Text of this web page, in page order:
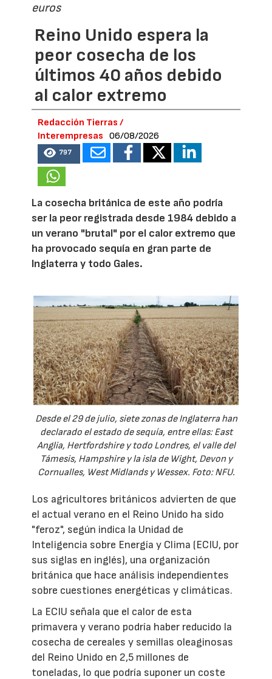
euros
Reino Unido espera la
peor cosecha de los
últimos 40 años debido
al calor extremo
Redacción Tierras /
Interempresas
06/08/2026
797
La cosecha británica de este año podría
ser la peor registrada desde 1984 debido a
un verano "brutal" por el calor extremo que
ha provocado sequía en gran parte de
Inglaterra y todo Gales.
Desde el 29 de julio, siete zonas de Inglaterra han
declarado el estado de sequía, entre ellas: East
Anglia, Hertfordshire y todo Londres, el valle del
Támesis, Hampshire y la isla de Wight, Devon y
Cornualles, West Midlands y Wessex. Foto: NFU.
Los agricultores británicos advierten de que
el actual verano en el Reino Unido ha sido
"feroz", según indica la Unidad de
Inteligencia sobre Energía y Clima (ECIU, por
sus siglas en inglés), una organización
británica que hace análisis independientes
sobre cuestiones energéticas y climáticas.
La ECIU señala que el calor de esta
primavera y verano podría haber reducido la
cosecha de cereales y semillas oleaginosas
del Reino Unido en 2,5 millones de
toneladas, lo que podría suponer un coste